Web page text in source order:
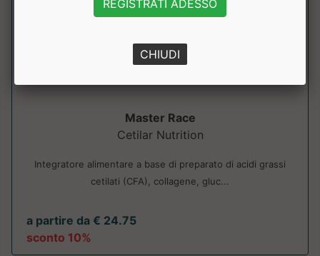
Master Race
Cetilar Nutrition
Integratore alimentare a base di preparato di acidi grassi
cetilati (CFA), collagene, gluc...
a partire da € 24.75
sconto 10%
REGISTRATI ADESSO
CHIUDI